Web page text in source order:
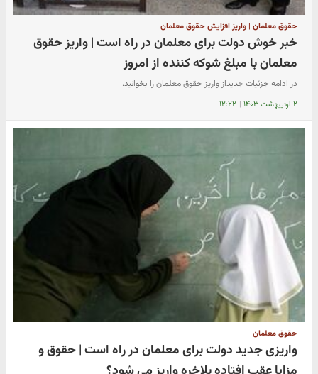
حقوق معلمان | واریز افزایش حقوق معلمان
خبر خوش دولت برای معلمان در راه است | واریز حقوق
معلمان با مبلغ شوکه کننده از امروز
در ادامه جزئیات جدیداز واریز حقوق معلمان را بخوانید.
۲ اردیبهشت ۱۴۰۳ | ۱۲:۲۲
حقوق معلمان
واریزی جدید دولت برای معلمان در راه است | حقوق و